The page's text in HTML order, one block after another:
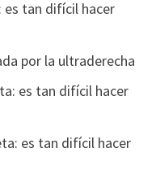
es tan difícil hacer
por la ultraderecha
es tan difícil hacer
es tan difícil hacer